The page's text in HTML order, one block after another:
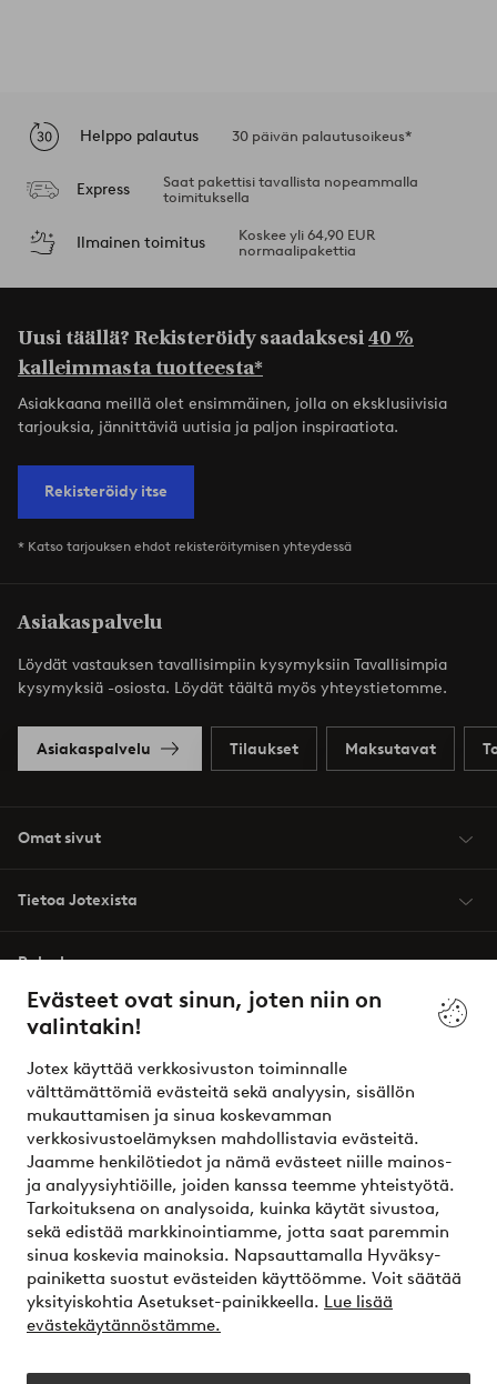
Evästeet ovat sinun, joten niin on
valintakin!
Jotex käyttää verkkosivuston toiminnalle
välttämättömiä evästeitä sekä analyysin, sisällön
mukauttamisen ja sinua koskevamman
verkkosivustoelämyksen mahdollistavia evästeitä.
Jaamme henkilötiedot ja nämä evästeet niille mainos-
ja analyysiyhtiöille, joiden kanssa teemme yhteistyötä.
Tarkoituksena on analysoida, kuinka käytät sivustoa,
sekä edistää markkinointiamme, jotta saat paremmin
sinua koskevia mainoksia. Napsauttamalla Hyväksy-
painiketta suostut evästeiden käyttöömme. Voit säätää
yksityiskohtia Asetukset-painikkeella. Lue lisää
evästekäytännöstämme.
Helppo palautus 30 päivän palautusoikeus*
Express
Saat pakettisi tavallista nopeammalla
toimituksella
Ilmainen toimitus
Koskee yli 64,90 EUR
normaalipakettia
Uusi täällä? Rekisteröidy saadaksesi40 %
kalleimmasta tuotteesta*
Asiakkaana meillä olet ensimmäinen, jolla on eksklusiivisia
tarjouksia, jännittäviä uutisia ja paljon inspiraatiota.
Rekisteröidy itse
* Katso tarjouksen ehdot rekisteröitymisen yhteydessä
Asiakaspalvelu
Löydät vastauksen tavallisimpiin kysymyksiin Tavallisimpia
kysymyksiä -osiosta. Löydät täältä myös yhteystietomme.
Asiakaspalvelu Tilaukset Maksutavat
Omat sivut
Tietoa Jotexista
Palvelumme
Ehdot
Ystävät
Turvalliset maksut – maksa nyt tai erissä
Haluatko tietää lisää maksuvaihtoehdoistamme?
elpy